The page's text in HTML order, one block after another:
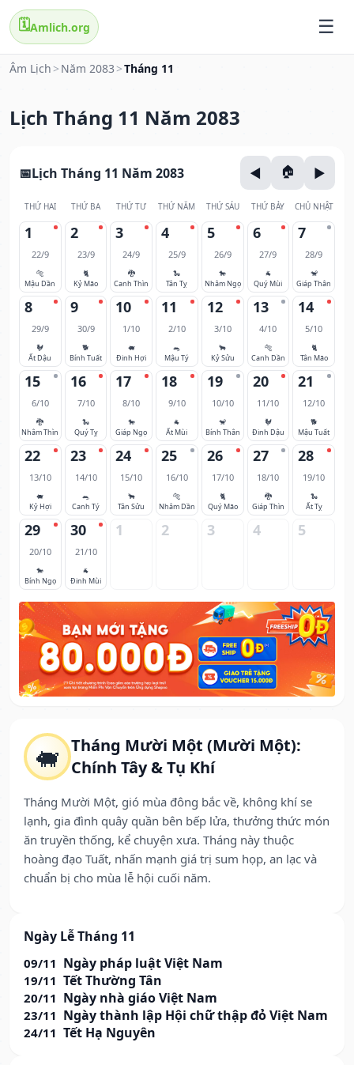
🗓️Amlich.org
Âm Lịch > Năm 2083 >Tháng 11
Lịch Tháng 11 Năm 2083
🐖 Tháng Mười Một (Mười Một):
Chính Tây & Tụ Khí
Tháng Mười Một, gió mùa đông bắc về, không khí se
lạnh, gia đình quây quần bên bếp lửa, thưởng thức món
ăn truyền thống, kể chuyện xưa. Tháng này thuộc
hoàng đạo Tuất, nhấn mạnh giá trị sum họp, an lạc và
chuẩn bị cho mùa lễ hội cuối năm.
Ngày Lễ Tháng 11
09/11 Ngày pháp luật Việt Nam
19/11 Tết Thường Tân
20/11 Ngày nhà giáo Việt Nam
23/11 Ngày thành lập Hội chữ thập đỏ Việt Nam
24/11 Tết Hạ Nguyên
Lịch Tháng 11 Năm 2083
THỨ HAI THỨ BA THỨ TƯ THỨ NĂM THỨ SÁU THỨ BẢY CHỦ NHẬT
1
22/9
🐅
Mậu Dần
2
23/9
🐈
Kỷ Mão
3
24/9
🐉
Canh Thìn
4
25/9
🐍
Tân Tỵ
5
26/9
🐎
Nhâm Ngọ
6
27/9
🐐
Quý Mùi
7
28/9
🐒
Giáp Thân
8
29/9
🐓
Ất Dậu
9
30/9
🐕
Bính Tuất
10
1/10
🐖
Đinh Hợi
11
2/10
🐀
Mậu Tý
12
3/10
🐂
Kỷ Sửu
13
4/10
🐅
Canh Dần
14
5/10
🐈
Tân Mão
15
6/10
🐉
Nhâm Thìn
16
7/10
🐍
Quý Tỵ
17
8/10
🐎
Giáp Ngọ
18
9/10
🐐
Ất Mùi
19
10/10
🐒
Bính Thân
20
11/10
🐓
Đinh Dậu
21
12/10
🐕
Mậu Tuất
22
13/10
🐖
Kỷ Hợi
23
14/10
🐀
Canh Tý
24
15/10
🐂
Tân Sửu
25
16/10
🐅
Nhâm Dần
26
17/10
🐈
Quý Mão
27
18/10
🐉
Giáp Thìn
28
19/10
🐍
Ất Tỵ
29
20/10
🐎
Bính Ngọ
30
21/10
🐐
Đinh Mùi
1 2 3 4 5